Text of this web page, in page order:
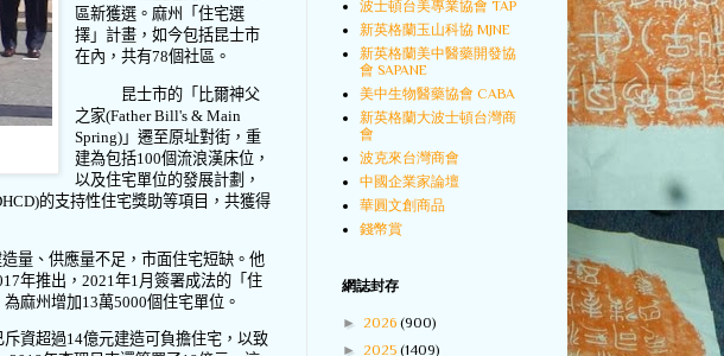
區新獲選。麻州「住宅選
擇」計畫，如今包括昆士市
在內，共有78個社區。
昆士市的「比爾神父
之家(Father Bill's & Main
Spring) 」遷至原址對街，重
建為包括100個流浪漢床位，
以及住宅單位的發展計劃，
的支持性住宅獎助等項目，共獲得
量、供應量不足，市面住宅短缺。他
年推出， 2021 年1 月簽署成法的「住
為麻州增加 13萬5000個住宅單位。
斥資超過14億元建造可負擔住宅，以致
波士頓台美專業協會 TAP
新英格蘭玉山科協 MJNE
新英格蘭美中醫藥開發協
會 SAPANE
美中生物醫藥協會 CABA
新英格蘭大波士頓台灣商
會
波克來台灣商會
中國企業家論壇
華圓文創商品
錢幣賞
網誌封存
► 2026 (900)
► 2025 (1409)